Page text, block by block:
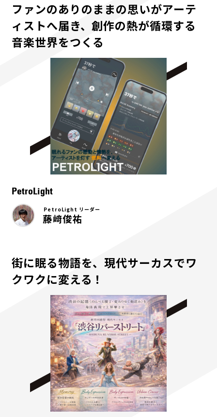
ファンのありのままの思いがアーテ
ィストへ届き、創作の熱が循環する
音楽世界をつくる
PetroLight
PetroLight リーダー
藤﨑俊祐
街に眠る物語を、現代サーカスでワ
クワクに変える！